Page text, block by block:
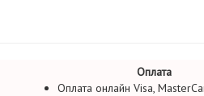
Оплата
Оплата онлайн Visa,